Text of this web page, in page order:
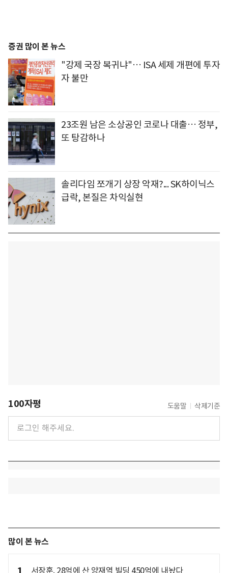
증권 많이 본 뉴스
"강제 국장 복귀냐"… ISA 세제 개편에 투자
자 불만
23조원 남은 소상공인 코로나 대출… 정부,
또 탕감하나
솔리다임 쪼개기 상장 악재?... SK하이닉스
급락, 본질은 차익실현
100자평 도움말 삭제기준
많이 본 뉴스
서장훈, 28억에 산 양재역 빌딩 450억에 내놨다